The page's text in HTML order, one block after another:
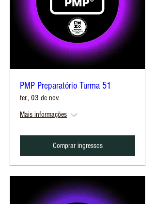
PMP Preparatório Turma 51
ter., 03 de nov.
Mais informações
Comprar ingressos